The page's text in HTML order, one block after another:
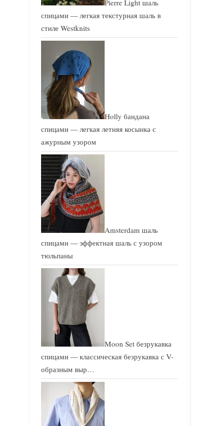
Pierre Light шаль
спицами — легкая текстурная шаль в
стиле Westknits
Holly бандана
спицами — легкая летняя косынка с
ажурным узором
Amsterdam шаль
спицами — эффектная шаль с узором
тюльпаны
Moon Set безрукавка
спицами — классическая безрукавка с V-
образным выр…